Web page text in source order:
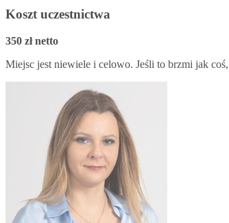
Koszt uczestnictwa
350 zł netto
Miejsc jest niewiele i celowo. Jeśli to brzmi jak